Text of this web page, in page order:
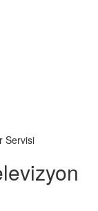
Servisi